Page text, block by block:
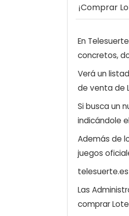
¡Comprar
En
concretos,
Verá un
de venta de
Si busca un
indicándole
Además de
juegos
Las
comprar